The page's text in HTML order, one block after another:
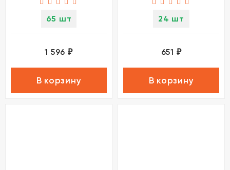
65 шт
1 596 ₽
В корзину
24 шт
651 ₽
В корзину